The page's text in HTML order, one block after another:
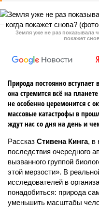
Земля уже не раз показывала
покажет
Природа постоянно
она стремится всё на
не особенно церемонится с
массовые катастрофы в
ждут нас со дня на день и
Рассказ Стивена Кинга, в
последствия очередного
вызванного группой
этой мерзости». В
исследователей в
понадобиться: природа
уменьшить масштабы